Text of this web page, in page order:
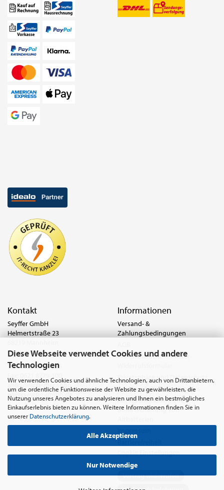
Diese Webseite verwendet Cookies und andere
Technologien
Wir verwenden Cookies und ähnliche Technologien, auch von Drittanbietern,
um die ordentliche Funktionsweise der Website zu gewährleisten, die
Nutzung unseres Angebotes zu analysieren und Ihnen ein bestmögliches
Einkaufserlebnis bieten zu können. Weitere Informationen finden Sie in
unserer Datenschutzerklärung.
Alle Akzeptieren
Nur Notwendige
Kontakt
Seyffer GmbH
Helmertstraße 23
Deutschland
Tel.:0621 8779-555
anfrage@seyffer.shop
www.seyffer-gmbh.de
Informationen
Versand- &
Zahlungsbedingungen
Widerrufsrecht & Muster-
Privatsphäre und Datenschutz
Batterie- & Recyclinghinweis
Abfallvermeidung und
Bewirtschaftung von
Cookie Einstellungen
Vertrag widerrufen